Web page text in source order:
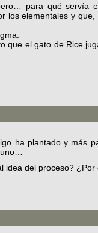
para qué servía
los elementales y
que el gato de Rice
ha plantado y más
idea del proceso?